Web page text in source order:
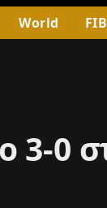
World
3-0